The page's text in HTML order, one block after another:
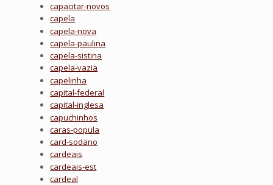
capacitar-novos
capela
capela-nova
capela-paulina
capela-sistina
capela-vazia
capelinha
capital-federal
capital-inglesa
capuchinhos
caras-popula
card-sodano
cardeais
cardeais-est
cardeal